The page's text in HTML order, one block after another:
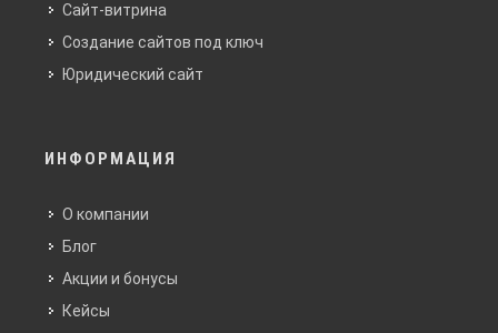
Сайт-витрина
Создание сайтов под ключ
Юридический сайт
ИНФОРМАЦИЯ
О компании
Блог
Акции и бонусы
Кейсы